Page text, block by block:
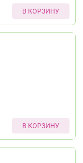
В КОРЗИНУ
В КОРЗИНУ